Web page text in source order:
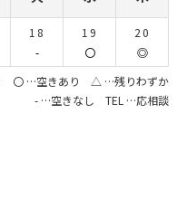
18
-
19
〇
20
◎
〇 …空きあり △ …残りわずか
- …空きなし TEL …応相談